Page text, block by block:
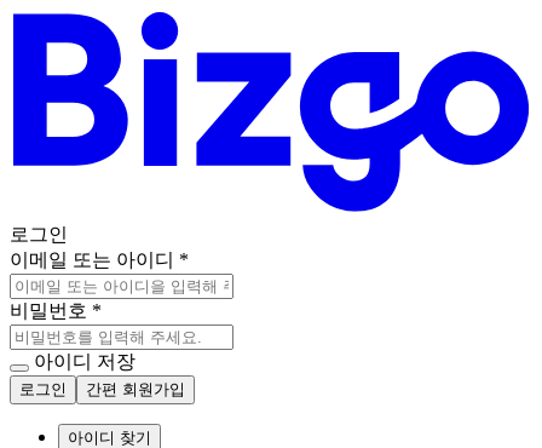
로그인
이메일 또는 아이디 *
비밀번호 *
아이디 저장
로그인 간편 회원가입
아이디 찾기